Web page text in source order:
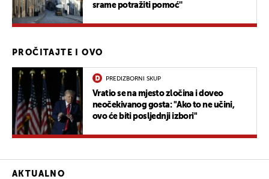
srame potražiti pomoć''
PROČITAJTE I OVO
PREDIZBORNI SKUP
Vratio se na mjesto zločina i doveo
neočekivanog gosta: "Ako to ne učini,
ovo će biti posljednji izbori"
AKTUALNO
UKLJUČITE NOTIFIKACIJE